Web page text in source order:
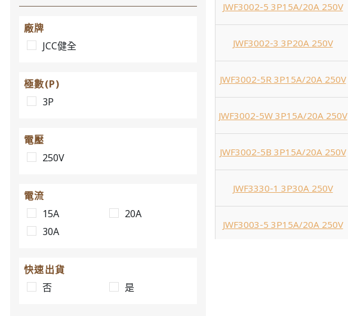
廠牌
JCC健全
極數(P)
3P
電壓
250V
電流
15A
20A
30A
快速出貨
否
是
JWF3002-5 3P15A/20A 250V
JWF3002-3 3P20A 250V
JWF3002-5R 3P15A/20A 250V
JWF3002-5W 3P15A/20A 250V
JWF3002-5B 3P15A/20A 250V
JWF3330-1 3P30A 250V
JWF3003-5 3P15A/20A 250V